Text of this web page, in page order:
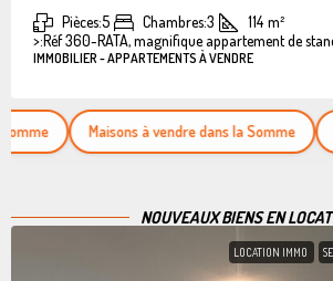
Pièces:5 Chambres:3 114 m²
>:Réf 360-RATA, magnifique appartement de
IMMOBILIER - APPARTEMENTS À VENDRE
Maisons à vendre dans la Somme
NOUVEAUX BIENS EN
LOCATION IMMO